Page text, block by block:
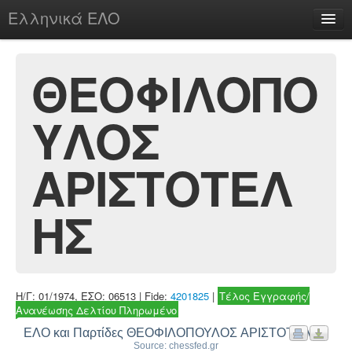
Ελληνικά ΕΛΟ
chesstu.be @ discord
ΘΕΟΦΙΛΟΠΟ
ΥΛΟΣ
ΑΡΙΣΤΟΤΕΛ
ΗΣ
Η/Γ: 01/1974, ΕΣΟ: 06513 | Fide: 4201825 | Τέλος Εγγραφής/
Ανανέωσης Δελτίου Πληρωμένο
ΕΛΟ και Παρτίδες ΘΕΟΦΙΛΟΠΟΥΛΟΣ ΑΡΙΣΤΟΤΕΛΗΣ
Source: chessfed.gr